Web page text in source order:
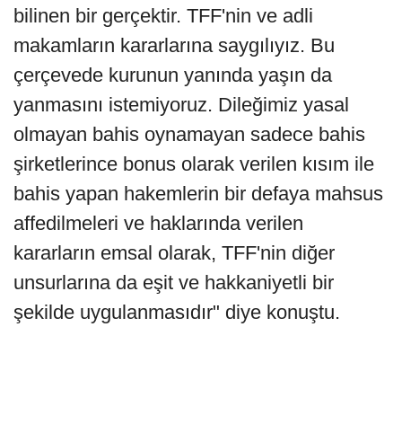
bilinen bir gerçektir. TFF'nin ve adli
makamların kararlarına saygılıyız. Bu
çerçevede kurunun yanında yaşın da
yanmasını istemiyoruz. Dileğimiz yasal
olmayan bahis oynamayan sadece bahis
şirketlerince bonus olarak verilen kısım ile
bahis yapan hakemlerin bir defaya mahsus
affedilmeleri ve haklarında verilen
kararların emsal olarak, TFF'nin diğer
unsurlarına da eşit ve hakkaniyetli bir
şekilde uygulanmasıdır" diye konuştu.